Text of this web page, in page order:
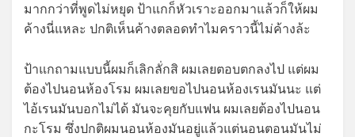
มากกว่าที่พูดไม่หยุด ป้าแกก็หัวเราะออกมาแล้วก็ให้ผม
ค้างนี่แหละ ปกติเห็นค้างตลอดทำไมคราวนี้ไม่ค้างล้ะ
ป้าแกถามแบบนี้ผมก็เลิกลั่กสิ ผมเลยตอบตกลงไป แต่ผม
ต้องไปนอนห้องโรม ผมเลยขอไปนอนห้องเรนมันนะ แต่
ไอ้เรนมันบอกไม่ได้ มันจะคุยกับแฟน ผมเลยต้องไปนอน
กะโรม ซึ่งปกติผมนอนห้องมันอยู่แล้วแต่นอนตอนมันไม่